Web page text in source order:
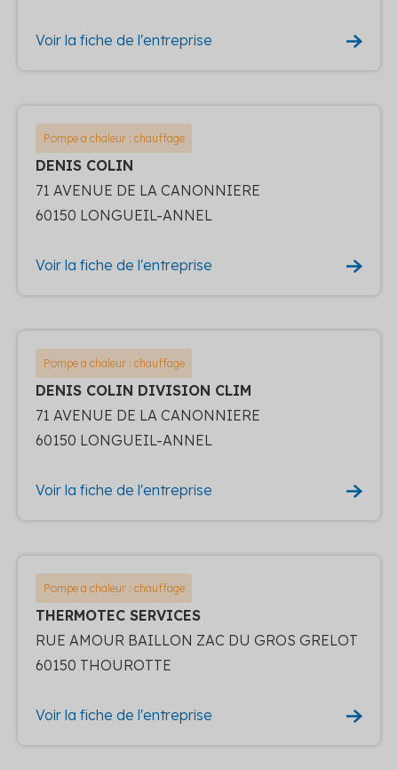
Voir la fiche de l'entreprise
Pompe a chaleur : chauffage
DENIS COLIN
71 AVENUE DE LA CANONNIERE
60150 LONGUEIL-ANNEL
Voir la fiche de l'entreprise
Pompe a chaleur : chauffage
DENIS COLIN DIVISION CLIM
71 AVENUE DE LA CANONNIERE
60150 LONGUEIL-ANNEL
Voir la fiche de l'entreprise
Pompe a chaleur : chauffage
THERMOTEC SERVICES
RUE AMOUR BAILLON ZAC DU GROS GRELOT
60150 THOUROTTE
Voir la fiche de l'entreprise